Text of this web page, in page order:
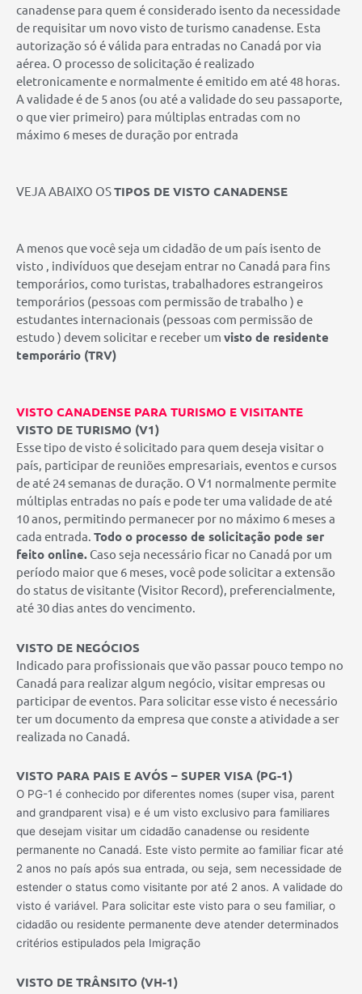
canadense para quem é considerado isento da necessidade
de requisitar um novo visto de turismo canadense. Esta
autorização só é válida para entradas no Canadá por via
aérea. O processo de solicitação é realizado
eletronicamente e normalmente é emitido em até 48 horas.
A validade é de 5 anos (ou até a validade do seu passaporte,
o que vier primeiro) para múltiplas entradas com no
máximo 6 meses de duração por entrada
VEJA ABAIXO OSTIPOS DE VISTO CANADENSE
A menos que você seja um cidadão de um país isento de
visto , indivíduos que desejam entrar no Canadá para fins
temporários, como turistas, trabalhadores estrangeiros
temporários (pessoas com permissão de trabalho ) e
estudantes internacionais (pessoas com permissão de
estudo ) devem solicitar e receber um visto de residente
temporário (TRV)
VISTO CANADENSE PARA TURISMO E VISITANTE
VISTO DE TURISMO (V1)
Esse tipo de visto é solicitado para quem deseja visitar o
país, participar de reuniões empresariais, eventos e cursos
de até 24 semanas de duração. O V1 normalmente permite
múltiplas entradas no país e pode ter uma validade de até
10 anos, permitindo permanecer por no máximo 6 meses a
cada entrada. Todo o processo de solicitação pode ser
feito online. Caso seja necessário ficar no Canadá por um
período maior que 6 meses, você pode solicitar a extensão
do status de visitante (Visitor Record), preferencialmente,
até 30 dias antes do vencimento.
VISTO DE NEGÓCIOS
Indicado para profissionais que vão passar pouco tempo no
Canadá para realizar algum negócio, visitar empresas ou
participar de eventos. Para solicitar esse visto é necessário
ter um documento da empresa que conste a atividade a ser
realizada no Canadá.
VISTO PARA PAIS E AVÓS – SUPER VISA (PG-1)
O PG-1 é conhecido por diferentes nomes (super visa, parent
and grandparent visa) e é um visto exclusivo para familiares
que desejam visitar um cidadão canadense ou residente
permanente no Canadá. Este visto permite ao familiar ficar até
2 anos no país após sua entrada, ou seja, sem necessidade de
estender o status como visitante por até 2 anos. A validade do
visto é variável. Para solicitar este visto para o seu familiar, o
cidadão ou residente permanente deve atender determinados
critérios estipulados pela Imigração
VISTO DE TRÂNSITO (VH-1)